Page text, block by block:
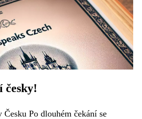
česky!
Česku Po dlouhém čekání se